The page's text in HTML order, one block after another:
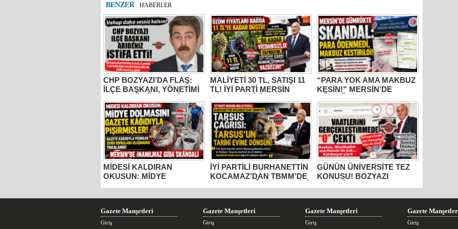
BENZER HABERLER
CHP BOZYAZI’DA FLAŞ:
İLÇE BAŞKANI, YÖNETİMİ
PARTİDEN AYRILDI, YENİ
PARTİ’YE GİTTİ!
MALİYETİ 30 TL, SATIŞI 11
TL! İYİ PARTİ MERSİN
BURHANETTİN
KOCAMAZ’DAN İKTİDARA
“ÜZÜM” TEPKİSİ: “BU
KADAR VİCDANSIZLIK
YAPMAYIN!”
“PARA YOK AMA MAKBUZ
KESİN!” MERSİN’DE
YAZIŞMALAR!
MİDESİ KALDIRAN
OKUSUN: MİDYE
MERSİN’DE İNANILMAZ
İYİ PARTİLİ BURHANETTİN
KOCAMAZ’DAN TBMM’DE
TOPRAKLARA DÖNMELİ!”
GÜNÜN ÜNİVERSİTE TEZ
KONUSU! BOZYAZI
2 YILLIK KARNESİ
SIFIR ÇEKTİ”
Gazete Manşetleri
Giriş
Gazete Manşetleri
Giriş
Gazete Manşetleri
Giriş
Gazete
Giriş